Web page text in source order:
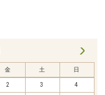
金 土 日
2 3 4